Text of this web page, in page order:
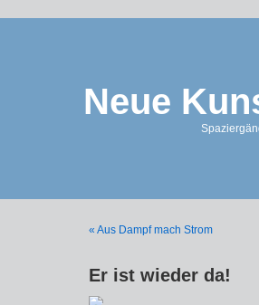
Neue
« Aus Dampf mach Strom
Er ist wieder da!